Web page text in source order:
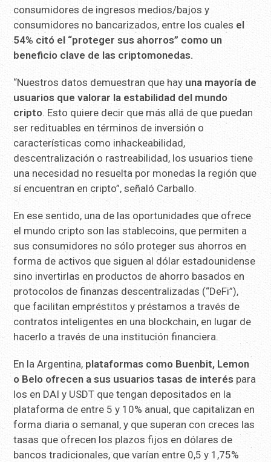
consumidores de ingresos medios/bajos y
consumidores no bancarizados, entre los cuales el
54% citó el “proteger sus ahorros” como un
beneficio clave de las criptomonedas.
“Nuestros datos demuestran que hay una mayoría de
usuarios que valorar la estabilidad del mundo
cripto. Esto quiere decir que más allá de que puedan
ser redituables en términos de inversión o
características como inhackeabilidad,
descentralización o rastreabilidad, los usuarios tiene
una necesidad no resuelta por monedas la región que
sí encuentran en cripto”, señaló Carballo.
En ese sentido, una de las oportunidades que ofrece
el mundo cripto son las stablecoins, que permiten a
sus consumidores no sólo proteger sus ahorros en
forma de activos que siguen al dólar estadounidense
sino invertirlas en productos de ahorro basados en
protocolos de finanzas descentralizadas (“DeFi”),
que facilitan empréstitos y préstamos a través de
contratos inteligentes en una blockchain, en lugar de
hacerlo a través de una institución financiera.
En la Argentina, plataformas como Buenbit, Lemon
o Belo ofrecen a sus usuarios tasas de interés para
los en DAI y USDT que tengan depositados en la
plataforma de entre 5 y 10% anual, que capitalizan en
forma diaria o semanal, y que superan con creces las
tasas que ofrecen los plazos fijos en dólares de
bancos tradicionales, que varían entre 0,5 y 1,75%